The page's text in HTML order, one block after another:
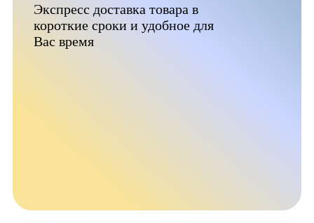
Экспресс доставка товара в
короткие сроки и удобное для
Вас время